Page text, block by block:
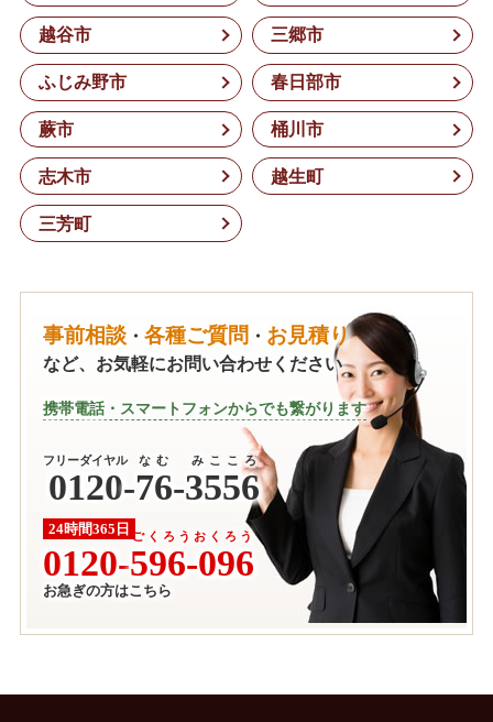
越谷市 三郷市
ふじみ野市 春日部市
蕨市 桶川市
志木市 越生町
三芳町
事前相談 ・ 各種ご質問 ・ お見積り
など、お気軽にお問い合わせください
携帯電話・スマートフォンからでも繋がります
0120
フリーダイヤル
-76-3556
なむ みこころ
24時間365日
0120-596-096
ごくろうおくろう
お急ぎの方はこちら